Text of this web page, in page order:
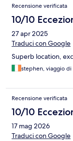
Recensione verificata
10/10
27 apr 2025
Traduci con Google
Superb location,
stephen, viaggio di
Recensione verificata
10/10
17 mag 2026
Traduci con Google